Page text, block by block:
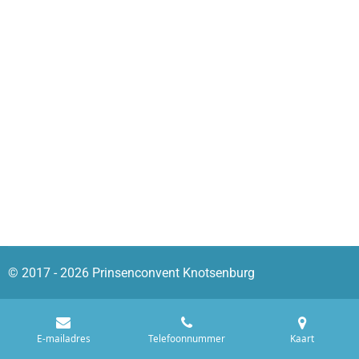
© 2017 - 2026 Prinsenconvent Knotsenburg
E-mailadres Telefoonnummer Kaart